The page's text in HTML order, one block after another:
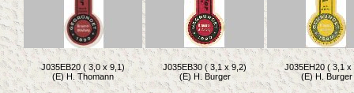
J035EB20 ( 3,0 x 9,1)
(E) H. Thomann
J035EB30 ( 3,1 x 9,2)
(E) H. Burger
J035EH20 ( 3,1 x
(E) H. Burger